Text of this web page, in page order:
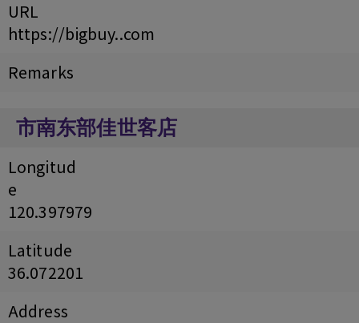
URL
https://bigbuy..com
Remarks
市南东部佳世客店
Longitud
e
120.397979
Latitude
36.072201
Address